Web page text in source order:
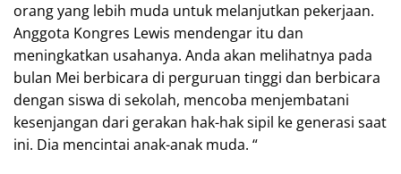
orang yang lebih muda untuk melanjutkan pekerjaan.
Anggota Kongres Lewis mendengar itu dan
meningkatkan usahanya. Anda akan melihatnya pada
bulan Mei berbicara di perguruan tinggi dan berbicara
dengan siswa di sekolah, mencoba menjembatani
kesenjangan dari gerakan hak-hak sipil ke generasi saat
ini. Dia mencintai anak-anak muda. “